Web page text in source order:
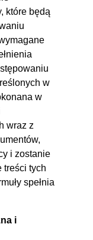
które będą
w
w
wraz z
i zostanie
treści tych
spełnia
i